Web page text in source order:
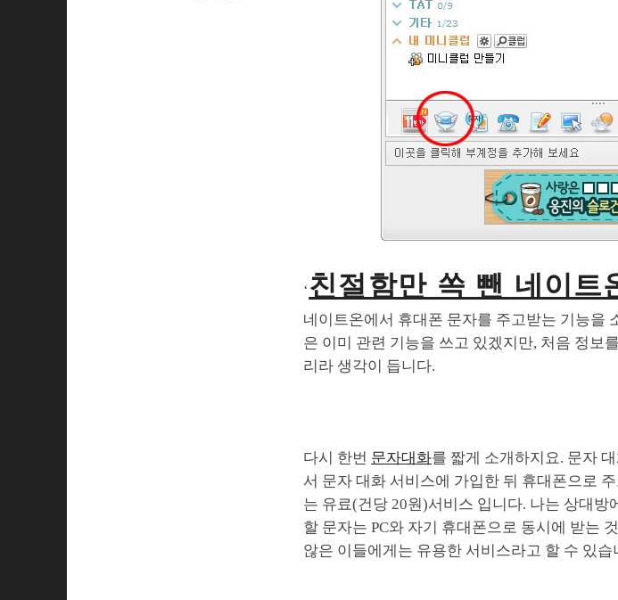
‘ 친절함만 쏙 뺀 네이트
네이트온에서 휴대폰 문자를 주고받는 기능을
은 이미 관련 기능을 쓰고 있겠지만, 처음 정보
리라 생각이 듭니다.
다시 한번 문자대화를 짧게 소개하지요. 문자
서 문자 대화 서비스에 가입한 뒤 휴대폰으로
는 유료(건당 20원)서비스 입니다. 나는 상대방
할 문자는 PC와 자기 휴대폰으로 동시에 받는
않은 이들에게는 유용한 서비스라고 할 수 있습